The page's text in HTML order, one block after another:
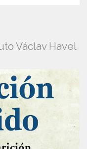
Václav Havel